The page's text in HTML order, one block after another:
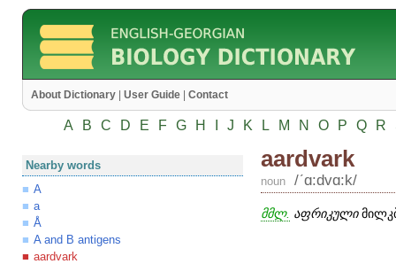
About Dictionary User Guide Contact
A B C D E F G H J K L M N O P Q R
Nearby words
A
a
Å
A and B antigens
aardvark
aardvark
noun /ʹɑ:dvɑ:k/
მმლ. აფრიკული